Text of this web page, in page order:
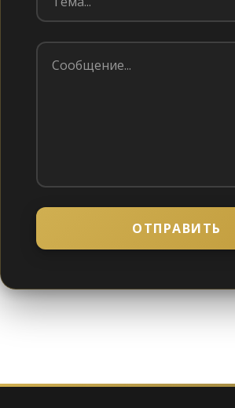
ОТПРАВИТЬ